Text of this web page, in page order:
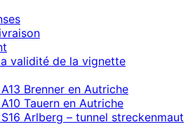
validité de la vignette
Brenner en Autriche
Tauern en Autriche
Arlberg – tunnel streckenmaut